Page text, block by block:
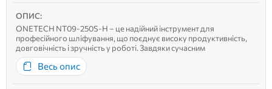
ОПИС:
ONETECH NT09-250S-H – це надійний інструмент для
професійного шліфування, що поєднує високу продуктивність,
довговічність і зручність у роботі. Завдяки сучасним
технологічним рішенням, ця модель забезпечує якісну обробку
поверхонь з мінімальними зусиллями. Цільна конструкція вала
пневмодв...
Весь опис